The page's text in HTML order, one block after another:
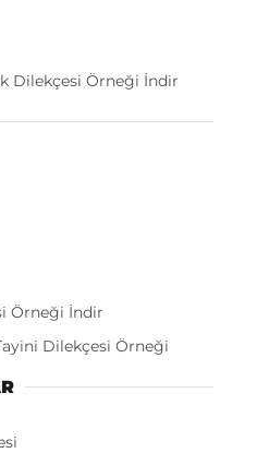
Dilekçesi Örneği İndir
Örneği İndir
Dilekçesi Örneği